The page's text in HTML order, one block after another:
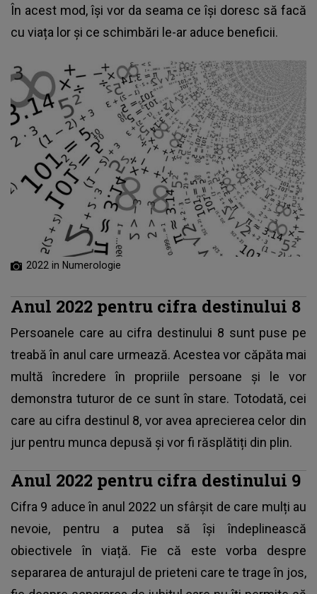
În acest mod, își vor da seama ce își doresc să facă
cu viața lor și ce schimbări le-ar aduce beneficii.
2022 in Numerologie
Anul 2022 pentru cifra destinului 8
Persoanele care au cifra destinului 8 sunt puse pe
treabă în anul care urmează. Acestea vor căpăta mai
multă încredere în propriile persoane și le vor
demonstra tuturor de ce sunt în stare. Totodată, cei
care au cifra destinul 8, vor avea aprecierea celor din
jur pentru munca depusă și vor fi răsplătiți din plin.
Anul 2022 pentru cifra destinului 9
Cifra 9 aduce în anul 2022 un sfârșit de care mulți au
nevoie, pentru a putea să își îndeplinească
obiectivele în viață. Fie că este vorba despre
separarea de anturajul de prieteni care te trage în jos,